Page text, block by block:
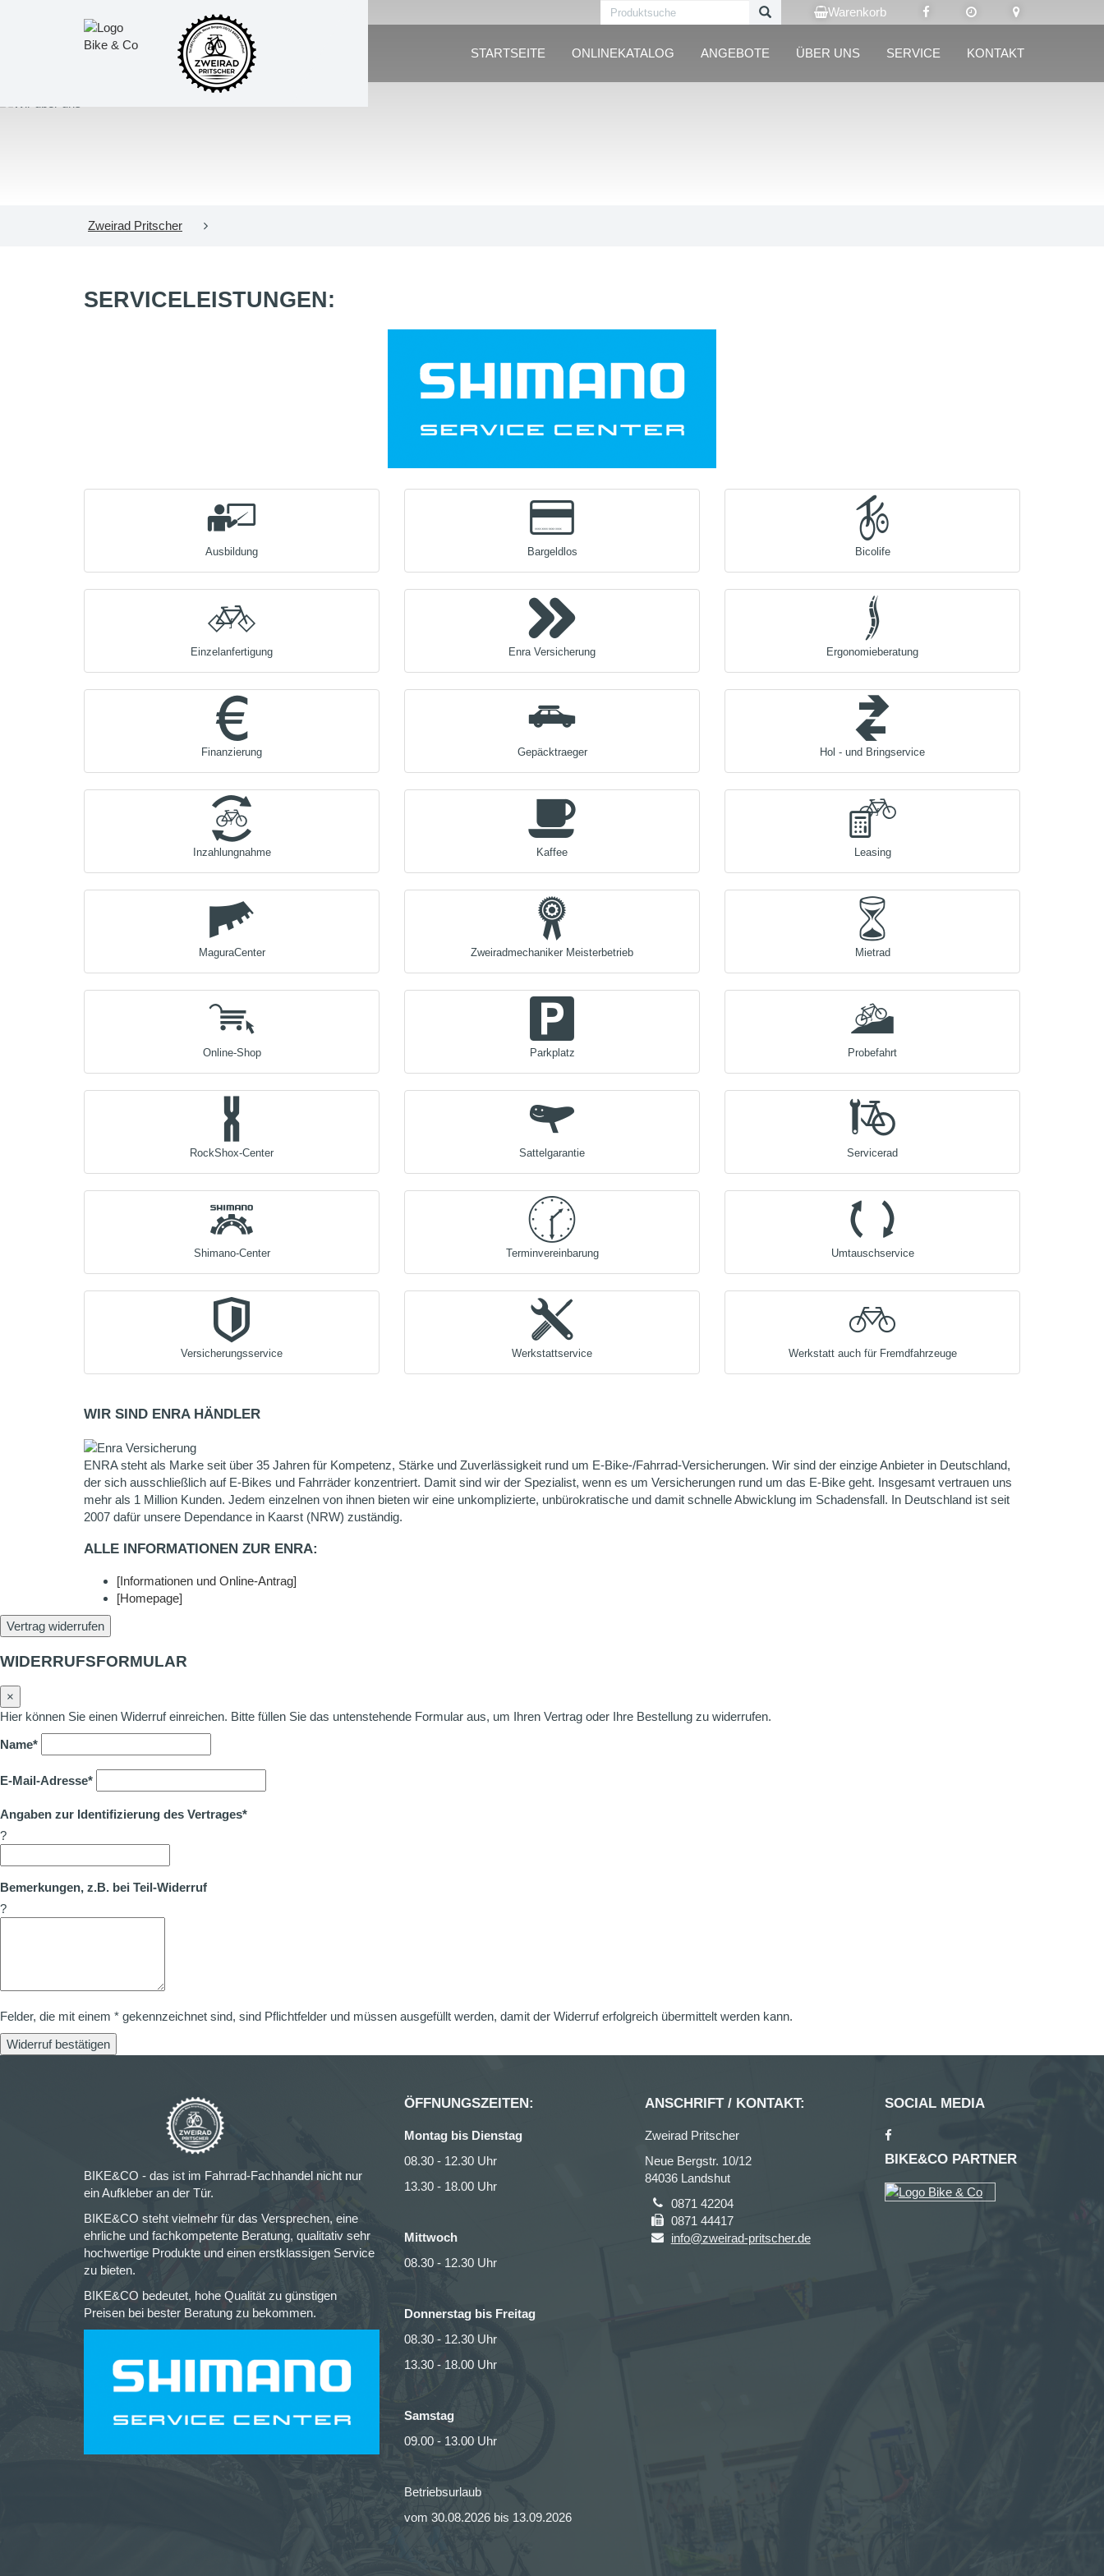
Warenkorb
STARTSEITE ONLINEKATALOG ANGEBOTE ÜBER UNS SERVICE KONTAKT
Zweirad Pritscher
SERVICELEISTUNGEN:
Ausbildung Bargeldlos Bicolife
Einzelanfertigung Enra Versicherung Ergonomieberatung
Finanzierung Gepäcktraeger Hol - und Bringservice
Inzahlungnahme Kaffee Leasing
MaguraCenter Zweiradmechaniker Meisterbetrieb Mietrad
Online-Shop Parkplatz Probefahrt
RockShox-Center Sattelgarantie Servicerad
Shimano-Center Terminvereinbarung Umtauschservice
Versicherungsservice Werkstattservice Werkstatt auch für Fremdfahrzeuge
WIR SIND ENRA HÄNDLER
ENRA steht als Marke seit über 35 Jahren für Kompetenz, Stärke und Zuverlässigkeit rund um E-Bike-/Fahrrad-Versicherungen. Wir sind der einzige Anbieter in Deutschland,
der sich ausschließlich auf E-Bikes und Fahrräder konzentriert. Damit sind wir der Spezialist, wenn es um Versicherungen rund um das E-Bike geht. Insgesamt vertrauen uns
mehr als 1 Million Kunden. Jedem einzelnen von ihnen bieten wir eine unkomplizierte, unbürokratische und damit schnelle Abwicklung im Schadensfall. In Deutschland ist seit
2007 dafür unsere Dependance in Kaarst (NRW) zuständig.
ALLE INFORMATIONEN ZUR ENRA:
[Informationen und Online-Antrag]
[Homepage]
Vertrag widerrufen
WIDERRUFSFORMULAR
×
Hier können Sie einen Widerruf einreichen. Bitte füllen Sie das untenstehende Formular aus, um Ihren Vertrag oder Ihre Bestellung zu widerrufen.
Name*
E-Mail-Adresse*
Angaben zur Identifizierung des Vertrages*
?
Bemerkungen, z.B. bei Teil-Widerruf
?
Felder, die mit einem * gekennzeichnet sind, sind Pflichtfelder und müssen ausgefüllt werden, damit der Widerruf erfolgreich übermittelt werden kann.
Widerruf bestätigen
BIKE&CO - das ist im Fahrrad-Fachhandel nicht nur
ein Aufkleber an der Tür.
BIKE&CO steht vielmehr für das Versprechen, eine
ehrliche und fachkompetente Beratung, qualitativ sehr
hochwertige Produkte und einen erstklassigen Service
zu bieten.
BIKE&CO bedeutet, hohe Qualität zu günstigen
Preisen bei bester Beratung zu bekommen.
ÖFFNUNGSZEITEN:
Montag bis Dienstag
08.30 - 12.30 Uhr
13.30 - 18.00 Uhr
Mittwoch
08.30 - 12.30 Uhr
Donnerstag bis Freitag
08.30 - 12.30 Uhr
13.30 - 18.00 Uhr
Samstag
09.00 - 13.00 Uhr
Betriebsurlaub
vom 30.08.2026 bis 13.09.2026
ANSCHRIFT / KONTAKT:
Zweirad Pritscher
Neue Bergstr. 10/12
84036 Landshut
0871 42204
0871 44417
info@zweirad-pritscher.de
SOCIAL MEDIA
BIKE&CO PARTNER